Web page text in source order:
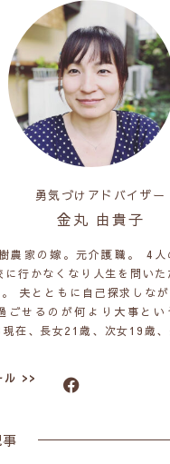
勇気づけアドバイザー
金丸 由貴子
農家の嫁。元介護職。 4人
に行かなくなり人生を問い
夫とともに自己探求しな
ごせるのが何より大事とい
在、長女21歳、次女19歳
ル >>